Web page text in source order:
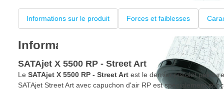
+6
Informations sur le produit Forces et faiblesses
Informations sur le produit
SATAjet X 5500 RP - Street Art
Le SATAjet X 5500 RP - Street Art est le dernier pistolet
SATAjet Street Art avec capuchon d'air RP est spécialement